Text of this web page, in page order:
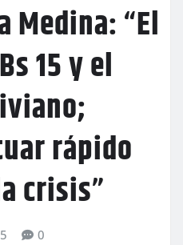
Medina: “El
15 y el
rápido
crisis”
0